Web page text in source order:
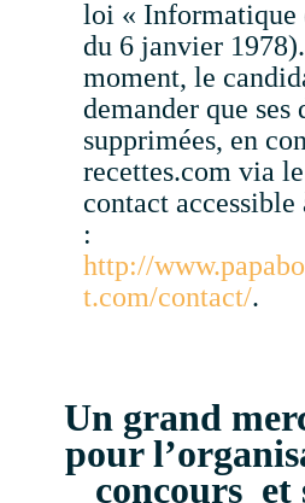
loi « Informatique
du 6 janvier
moment, le
demander que ses
supprimées, en
recettes.com via
contact accessible
:
http://
t.com/contact/.
Un grand
pour
concours et